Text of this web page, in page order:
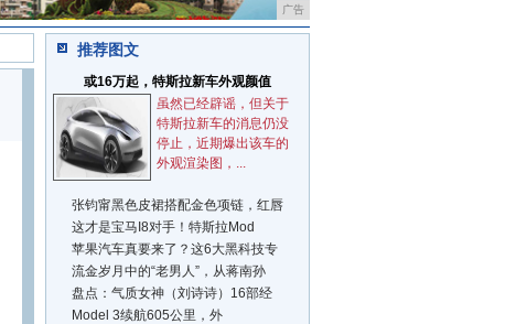
广告
推荐图文
或16万起，特斯拉新车外观颜值
虽然已经辟谣，但关于
特斯拉新车的消息仍没
停止，近期爆出该车的
外观渲染图，...
张钧甯黑色皮裙搭配金色项链，红唇
这才是宝马I8对手！特斯拉Mod
苹果汽车真要来了？这6大黑科技专
流金岁月中的“老男人”，从蒋南孙
盘点：气质女神（刘诗诗）16部经
Model 3续航605公里，外